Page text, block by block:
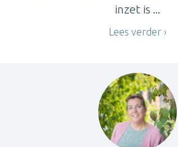
inzet is ...
Lees verder